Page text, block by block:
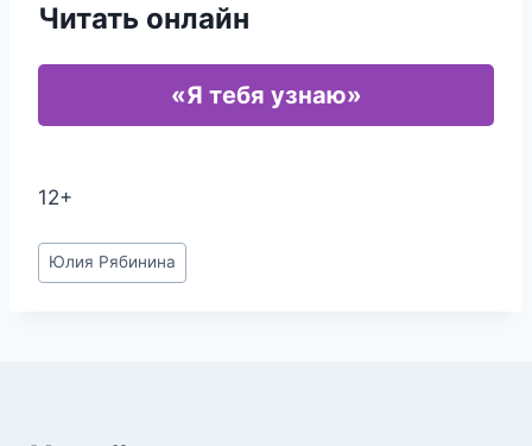
Читать онлайн
«Я тебя узнаю»
12+
Метки
записи:
Юлия Рябинина